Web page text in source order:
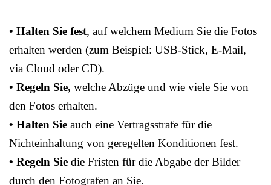
• Halten Sie fest, auf welchem Medium Sie die Fotos
erhalten werden (zum Beispiel: USB-Stick, E-Mail,
via Cloud oder CD).
• Regeln Sie, welche Abzüge und wie viele Sie von
den Fotos erhalten.
• Halten Sie auch eine Vertragsstrafe für die
Nichteinhaltung von geregelten Konditionen fest.
• Regeln Sie die Fristen für die Abgabe der Bilder
durch den Fotografen an Sie.